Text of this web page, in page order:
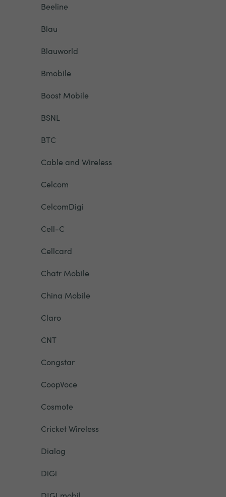
Beeline
Blau
Blauworld
Bmobile
Boost Mobile
BSNL
BTC
Cable and Wireless
Celcom
CelcomDigi
Cell-C
Cellcard
Chatr Mobile
China Mobile
Claro
CNT
Congstar
CoopVoce
Cosmote
Cricket Wireless
Dialog
DiGi